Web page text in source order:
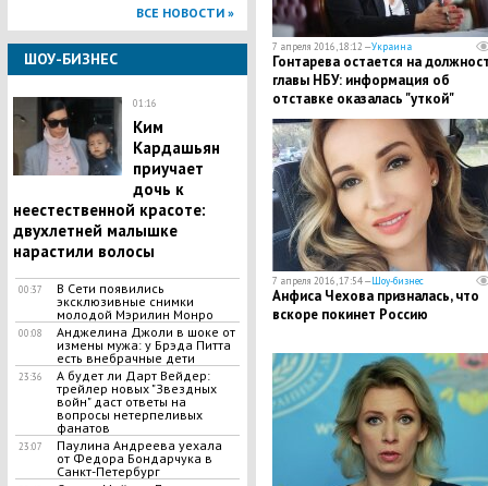
ВСЕ НОВОСТИ »
ШОУ-БИЗНЕС
01:16
Ким
Кардашьян
приучает
дочь к
неестественной красоте:
двухлетней малышке
нарастили волосы
00:37
В Сети появились
эксклюзивные снимки
молодой Мэрилин Монро
00:08
Анджелина Джоли в шоке от
измены мужа: у Брэда Питта
есть внебрачные дети
23:36
А будет ли Дарт Вейдер:
трейлер новых "Звездных
войн" даст ответы на
вопросы нетерпеливых
фанатов
23:07
Паулина Андреева уехала
от Федора Бондарчука в
Санкт-Петербург
7 апреля 2016, 18:12 —Украина
Гонтарева остается на
главы НБУ: информация об
отставке оказалась "уткой"
7 апреля 2016, 17:54 —Шоу-бизнес
Анфиса Чехова призналась, что
вскоре покинет Россию